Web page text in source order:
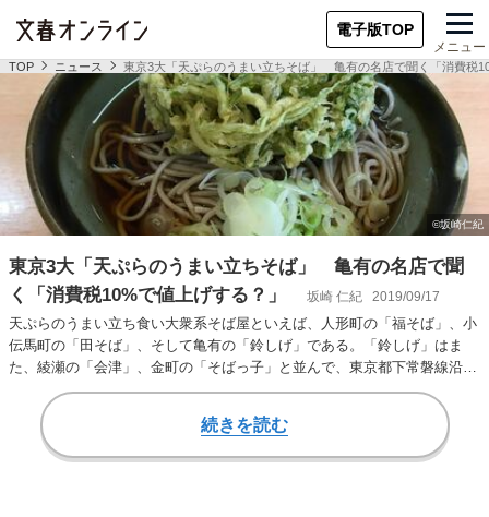
電子版TOP
メニュー
TOP ニュース 東京3大「天ぷらのうまい立ちそば」 亀有の名店で聞く「消費税
東京3大「天ぷらのうまい立ちそば」 亀有の名店で聞
く「消費税10%で値上げする？」
坂崎 仁紀 2019/09/17
天ぷらのうまい立ち食い大衆系そば屋といえば、人形町の「福そば」、小
伝馬町の「田そば」、そして亀有の「鈴しげ」である。「鈴しげ」はま
た、綾瀬の「会津」、金町の「そばっ子」と並んで、東京都下常磐線沿い
のうまい立ち食い大…
続きを読む